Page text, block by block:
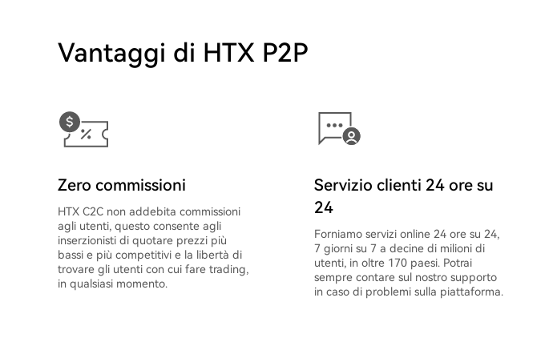
Vantaggi di HTX P2P
Zero commissioni
HTX C2C non addebita commissioni
agli utenti, questo consente agli
inserzionisti di quotare prezzi più
bassi e più competitivi e la libertà di
trovare gli utenti con cui fare trading,
in qualsiasi momento.
Servizio clienti 24 ore su
24
Forniamo servizi online 24 ore su 24,
7 giorni su 7 a decine di milioni di
utenti, in oltre 170 paesi. Potrai
sempre contare sul nostro supporto
in caso di problemi sulla piattaforma.